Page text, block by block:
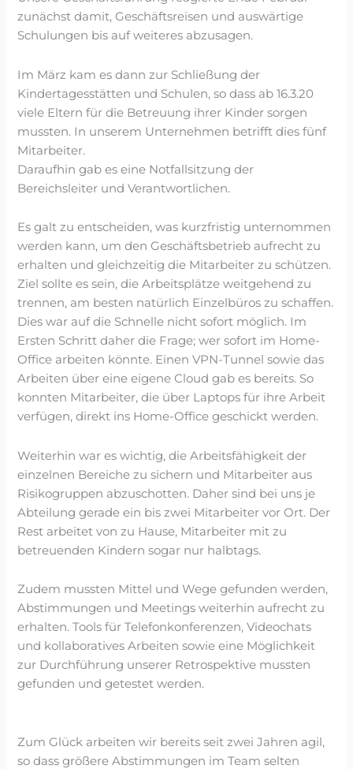
zunächst damit, Geschäftsreisen und auswärtige
Schulungen bis auf weiteres abzusagen.
Im März kam es dann zur Schließung der
Kindertagesstätten und Schulen, so dass ab 16.3.20
viele Eltern für die Betreuung ihrer Kinder sorgen
mussten. In unserem Unternehmen betrifft dies fünf
Mitarbeiter.
Daraufhin gab es eine Notfallsitzung der
Bereichsleiter und Verantwortlichen.
Es galt zu entscheiden, was kurzfristig unternommen
werden kann, um den Geschäftsbetrieb aufrecht zu
erhalten und gleichzeitig die Mitarbeiter zu schützen.
Ziel sollte es sein, die Arbeitsplätze weitgehend zu
trennen, am besten natürlich Einzelbüros zu schaffen.
Dies war auf die Schnelle nicht sofort möglich. Im
Ersten Schritt daher die Frage; wer sofort im Home-
Office arbeiten könnte. Einen VPN-Tunnel sowie das
Arbeiten über eine eigene Cloud gab es bereits. So
konnten Mitarbeiter, die über Laptops für ihre Arbeit
verfügen, direkt ins Home-Office geschickt werden.
Weiterhin war es wichtig, die Arbeitsfähigkeit der
einzelnen Bereiche zu sichern und Mitarbeiter aus
Risikogruppen abzuschotten. Daher sind bei uns je
Abteilung gerade ein bis zwei Mitarbeiter vor Ort. Der
Rest arbeitet von zu Hause, Mitarbeiter mit zu
betreuenden Kindern sogar nur halbtags.
Zudem mussten Mittel und Wege gefunden werden,
Abstimmungen und Meetings weiterhin aufrecht zu
erhalten. Tools für Telefonkonferenzen, Videochats
und kollaboratives Arbeiten sowie eine Möglichkeit
zur Durchführung unserer Retrospektive mussten
gefunden und getestet werden.
Zum Glück arbeiten wir bereits seit zwei Jahren agil,
so dass größere Abstimmungen im Team selten